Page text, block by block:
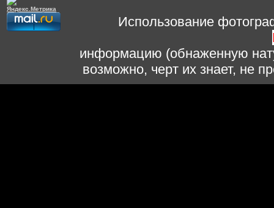
Использование
информацию (обнаженную
возможно, черт их знает, не